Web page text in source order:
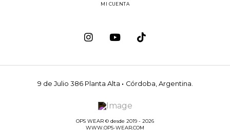
MI CUENTA
9 de Julio 386 Planta Alta · Córdoba, Argentina.
OPS WEAR © desde 2019 - 2026
WWW.OPS-WEAR.COM